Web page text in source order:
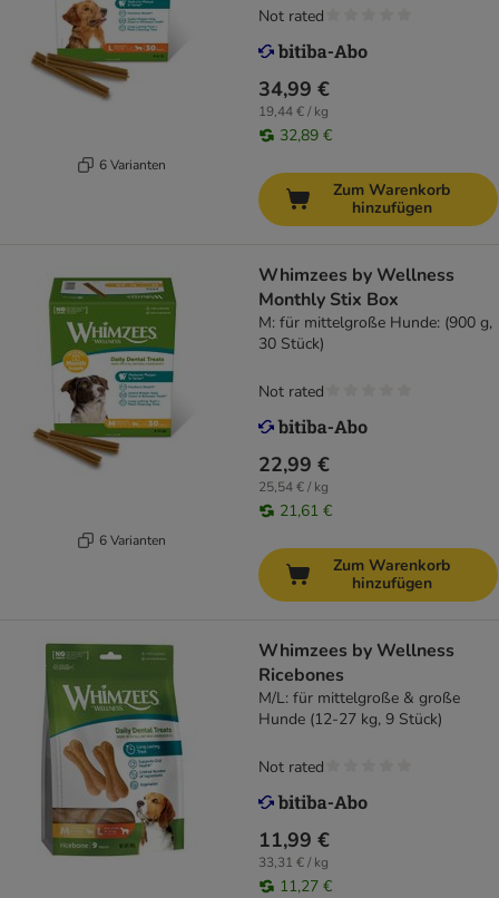
6 Varianten
34,99 €
19,44 € / kg
32,89 €
Not rated
Zum Warenkorb
hinzufügen
6 Varianten
Whimzees by Wellness
Monthly Stix Box
M: für mittelgroße Hunde: (900 g,
30 Stück)
22,99 €
25,54 € / kg
21,61 €
Not rated
Zum Warenkorb
hinzufügen
Whimzees by Wellness
Ricebones
M/L: für mittelgroße & große
Hunde (12-27 kg, 9 Stück)
11,99 €
33,31 € / kg
11,27 €
Not rated